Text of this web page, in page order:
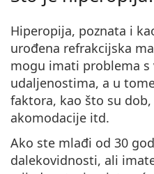
Persol
Prada
Sve marke sunčanih
Hiperopija, poznata i
urođena refrakcijska
mogu imati problema s
udaljenostima, a u
faktora, kao što su
akomodacije itd.
Ako ste mlađi od 30
dalekovidnosti, ali